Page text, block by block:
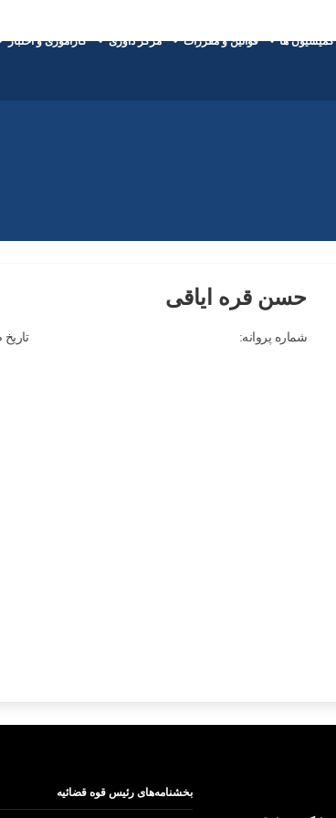
کمیسیون ها قوانین و مقررات مرکز داوری کارآموزی و اختبار
حسن قره ایاقی
شماره پروانه:
بخشنامه‌های رئیس قوه قضائیه